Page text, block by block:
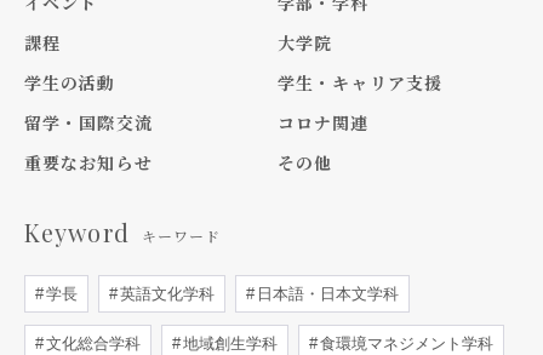
課程
大学院
学生の活動
学生・キャリア支援
留学・国際交流
コロナ関連
重要なお知らせ
その他
Keyword キーワード
学長 英語文化学科 日本語・日本文学科
文化総合学科 地域創生学科 食環境マネジメント学科